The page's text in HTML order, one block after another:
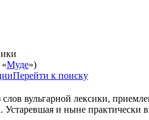
Муде»)
Перейти к поиску
вульгарной лексики,
Устаревшая и ныне